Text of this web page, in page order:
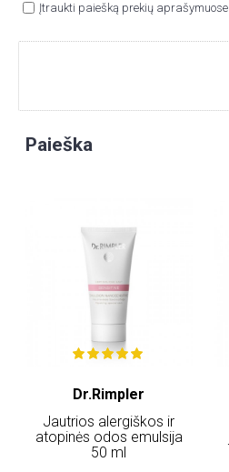
Įtraukti paiešką prekių aprašymuose
Paieška
Dr.Rimpler
Jautrios alergiškos ir
atopinės odos emulsija
50 ml